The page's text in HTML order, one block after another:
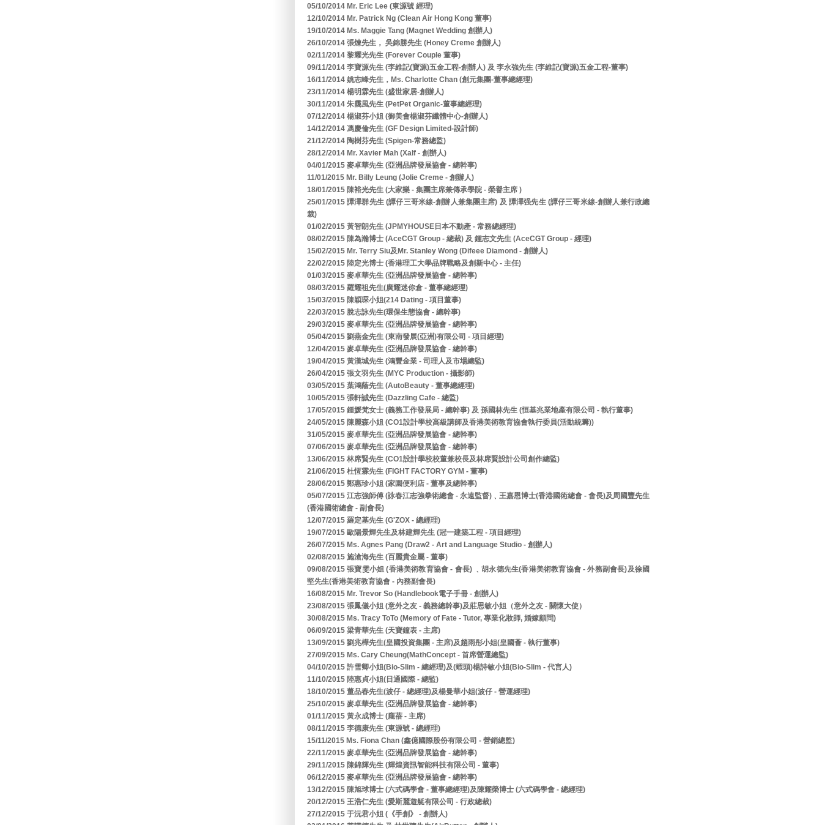
05/10/2014 Mr. Eric Lee (東源號 經理)
12/10/2014 Mr. Patrick Ng (Clean Air Hong Kong 董事)
19/10/2014 Ms. Maggie Tang (Magnet Wedding 創辦人)
26/10/2014 張煉先生， 吳錦勝先生 (Honey Creme 創辦人)
02/11/2014 黎耀光先生 (Forever Couple 董事)
09/11/2014 李寶源先生 (李維記(寶源)五金工程-創辦人) 及 李永強先生 (李維記(寶源)五金工程-董事)
16/11/2014 姚志峰先生，Ms. Charlotte Chan (創元集團-董事總經理)
23/11/2014 楊明霖先生 (盛世家居-創辦人)
30/11/2014 朱靄風先生 (PetPet Organic-董事總經理)
07/12/2014 楊淑芬小姐 (御美會楊淑芬纖體中心-創辦人)
14/12/2014 馮慶倫先生 (GF Design Limited-設計師)
21/12/2014 陶樹芬先生 (Spigen-常務總監)
28/12/2014 Mr. Xavier Mah (Xalf - 創辦人)
04/01/2015 麥卓華先生 (亞洲品牌發展協會 - 總幹事)
11/01/2015 Mr. Billy Leung (Jolie Creme - 創辦人)
18/01/2015 陳裕光先生 (大家樂 - 集團主席兼傳承學院 - 榮譽主席 )
25/01/2015 譚澤群先生 (譚仔三哥米線-創辦人兼集團主席) 及 譚澤强先生 (譚仔三哥米線-創辦人兼行政總
裁)
01/02/2015 黃智朗先生 (JPMYHOUSE日本不動產 - 常務總經理)
08/02/2015 陳為瀚博士 (AceCGT Group - 總裁) 及 鍾志文先生 (AceCGT Group - 經理)
15/02/2015 Mr. Terry Siu及Mr. Stanley Wong (Difeee Diamond - 創辦人)
22/02/2015 陸定光博士 (香港理工大學品牌戰略及創新中心 - 主任)
01/03/2015 麥卓華先生 (亞洲品牌發展協會 - 總幹事)
08/03/2015 羅耀祖先生(廣耀迷你倉 - 董事總經理)
15/03/2015 陳穎琛小姐(214 Dating - 項目董事)
22/03/2015 脫志詠先生(環保生態協會 - 總幹事)
29/03/2015 麥卓華先生 (亞洲品牌發展協會 - 總幹事)
05/04/2015 劉燕金先生 (東南發展(亞洲)有限公司 - 項目經理)
12/04/2015 麥卓華先生 (亞洲品牌發展協會 - 總幹事)
19/04/2015 黃漢城先生 (鴻豐金業 - 司理人及市場總監)
26/04/2015 張文羽先生 (MYC Production - 攝影師)
03/05/2015 葉鴻蔭先生 (AutoBeauty - 董事總經理)
10/05/2015 張軒誠先生 (Dazzling Cafe - 總監)
17/05/2015 鍾媛梵女士 (義務工作發展局 - 總幹事) 及 孫國林先生 (恒基兆業地產有限公司 - 執行董事)
24/05/2015 陳麗森小姐 (CO1設計學校高級講師及香港美術教育協會執行委員(活動統籌))
31/05/2015 麥卓華先生 (亞洲品牌發展協會 - 總幹事)
07/06/2015 麥卓華先生 (亞洲品牌發展協會 - 總幹事)
13/06/2015 林席賢先生 (CO1設計學校校董兼校長及林席賢設計公司創作總監)
21/06/2015 杜恆霖先生 (FIGHT FACTORY GYM - 董事)
28/06/2015 鄭惠珍小姐 (家園便利店 - 董事及總幹事)
05/07/2015 江志強師傅 (詠春江志強拳術總會 - 永遠監督)﹑王嘉恩博士(香港國術總會 - 會長)及周國豐先生
(香港國術總會 - 副會長)
12/07/2015 羅定基先生 (G'ZOX - 總經理)
19/07/2015 歐陽景輝先生及林建輝先生 (冠一建築工程 - 項目經理)
26/07/2015 Ms. Agnes Pang (Draw2 - Art and Language Studio - 創辦人)
02/08/2015 施滄海先生 (百麗貴金屬 - 董事)
09/08/2015 張寶雯小姐 (香港美術教育協會 - 會長) ﹑胡永德先生(香港美術教育協會 - 外務副會長)及徐國
堅先生(香港美術教育協會 - 內務副會長)
16/08/2015 Mr. Trevor So (Handlebook電子手冊 - 創辦人)
23/08/2015 張鳳儀小姐 (意外之友 - 義務總幹事)及莊思敏小姐（意外之友 - 關懷大使）
30/08/2015 Ms. Tracy ToTo (Memory of Fate - Tutor, 專業化妝師, 婚嫁顧問)
06/09/2015 梁青華先生 (天寶鐘表 - 主席)
13/09/2015 劉兆樺先生(皇國投資集團 - 主席)及趙雨彤小姐(皇國薈 - 執行董事)
27/09/2015 Ms. Cary Cheung(MathConcept - 首席營運總監)
04/10/2015 許雪卿小姐(Bio-Slim - 總經理)及(蝦頭)楊詩敏小姐(Bio-Slim - 代言人)
11/10/2015 陸惠貞小姐(日通國際 - 總監)
18/10/2015 董品春先生(波仔 - 總經理)及楊曼華小姐(波仔 - 營運經理)
25/10/2015 麥卓華先生 (亞洲品牌發展協會 - 總幹事)
01/11/2015 黃永成博士 (龐蓓 - 主席)
08/11/2015 李德康先生 (東源號 - 總經理)
15/11/2015 Ms. Fiona Chan (鑫億國際股份有限公司 - 營銷總監)
22/11/2015 麥卓華先生 (亞洲品牌發展協會 - 總幹事)
29/11/2015 陳錦輝先生 (輝煌資訊智能科技有限公司 - 董事)
06/12/2015 麥卓華先生 (亞洲品牌發展協會 - 總幹事)
13/12/2015 陳旭球博士 (六式碼學會 - 董事總經理)及陳耀榮博士 (六式碼學會 - 總經理)
20/12/2015 王浩仁先生 (愛斯麗遊艇有限公司 - 行政總裁)
27/12/2015 于沅君小姐 (《手創》 - 創辦人)